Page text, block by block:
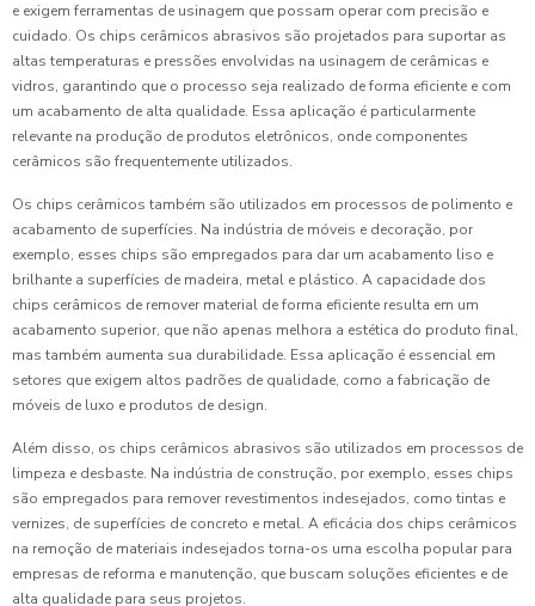
e exigem ferramentas de usinagem que possam operar com precisão e
cuidado. Os chips cerâmicos abrasivos são projetados para suportar as
altas temperaturas e pressões envolvidas na usinagem de cerâmicas e
vidros, garantindo que o processo seja realizado de forma eficiente e com
um acabamento de alta qualidade. Essa aplicação é particularmente
relevante na produção de produtos eletrônicos, onde componentes
cerâmicos são frequentemente utilizados.
Os chips cerâmicos também são utilizados em processos de polimento e
acabamento de superfícies. Na indústria de móveis e decoração, por
exemplo, esses chips são empregados para dar um acabamento liso e
brilhante a superfícies de madeira, metal e plástico. A capacidade dos
chips cerâmicos de remover material de forma eficiente resulta em um
acabamento superior, que não apenas melhora a estética do produto final,
mas também aumenta sua durabilidade. Essa aplicação é essencial em
setores que exigem altos padrões de qualidade, como a fabricação de
móveis de luxo e produtos de design.
Além disso, os chips cerâmicos abrasivos são utilizados em processos de
limpeza e desbaste. Na indústria de construção, por exemplo, esses chips
são empregados para remover revestimentos indesejados, como tintas e
vernizes, de superfícies de concreto e metal. A eficácia dos chips cerâmicos
na remoção de materiais indesejados torna-os uma escolha popular para
empresas de reforma e manutenção, que buscam soluções eficientes e de
alta qualidade para seus projetos.